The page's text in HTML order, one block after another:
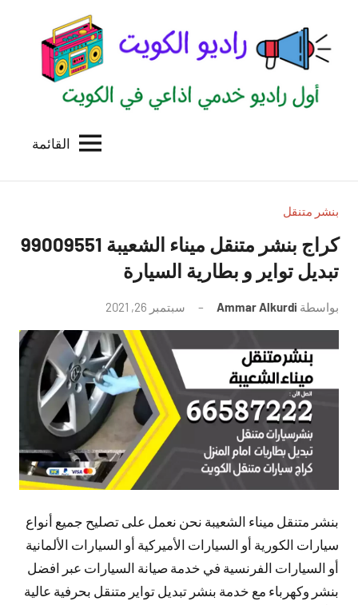
المحتوى
الكويت
للاعلانات
بالكويت
القائمة
بنشر متنقل
تبديل تواير و بطارية السيارة
بواسطة Ammar Alkurdi سبتمبر 26, 2021
توجد
تعليقات
بنشر متنقل ميناء الشعيبة نحن نعمل على تصليح جميع أنواع
سيارات الكورية أو السيارات الأميركية أو السيارات الألمانية
أو السيارات الفرنسية في خدمة صيانة السيارات عبر افضل
بنشر وكهرباء مع خدمة بنشر تبديل تواير متنقل بحرفية عالية